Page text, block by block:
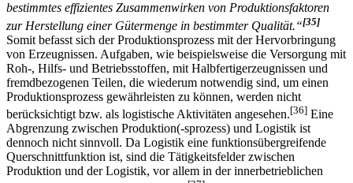
Laut „Gabler Wirtschaftslexikon“ wird der Begriff
Produktionsprozess definiert als„technologisch, zeitlich und örtlich
bestimmtes effizientes Zusammenwirken von Produktionsfaktoren
zur Herstellung einer Gütermenge in bestimmter Qualität.“[35]
Somit befasst sich der Produktionsprozess mit der Hervorbringung
von Erzeug­nissen. Aufgaben, wie beispielsweise die Versorgung mit
Roh-, Hilfs- und Betriebs­stoffen, mit Halbfertigerzeugnissen und
fremdbezogenen Teilen, die wiederum notwendig sind, um einen
Produktionsprozess gewährleisten zu können, werden nicht
berücksichtigt bzw. als logistische Aktivitäten angesehen.[36]Eine
Abgrenzung zwischen Produktion(-sprozess) und Logistik ist
dennoch nicht sinnvoll. Da Logistik eine funktionsübergreifende